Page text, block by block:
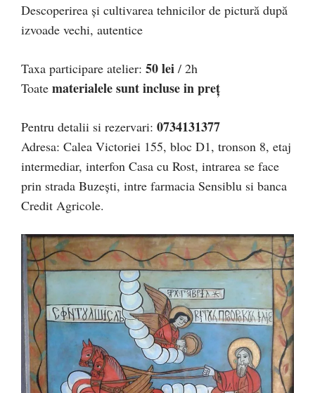
Descoperirea și cultivarea tehnicilor de pictură după
izvoade vechi, autentice
Taxa participare atelier: 50 lei / 2h
Toate materialele sunt incluse in preț
Pentru detalii si rezervari: 0734131377
Adresa: Calea Victoriei 155, bloc D1, tronson 8, etaj
intermediar, interfon Casa cu Rost, intrarea se face
prin strada Buzești, intre farmacia Sensiblu si banca
Credit Agricole.